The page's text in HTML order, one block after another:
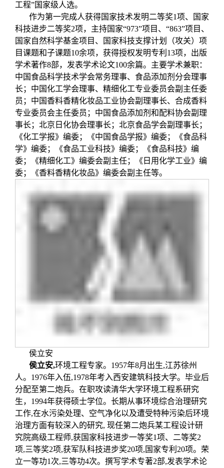
工程”国家级人选。
作为第一完成人获得国家技术发明二等奖1项、国家
科技进步二等奖2项，主持国家“973”项目、“863”项目、
国家自然科学基金项目、国家科技支撑计划（攻关）项
目课题和子课题10余项，获得授权发明专利13项，出版
学术著作8部，发表学术论文100余篇。主要学术兼职：
中国食品科学技术学会常务理事、食品添加剂分会理事
长；中国化工学会理事、精细化工专业委员会副主任委
员；中国香料香精化妆品工业协会副理事长、合成香料
专业委员会主任委员；中国食品添加剂和配料协会副理
事长；北京日化协会理事长；北京食品学会副理事长；
《化工学报》编委；《中国食品学报》编委；《食品科
学》编委；《食品工业科技》编委；《食品科技》编
委；《精细化工》编委会副主任；《日用化学工业》编
委；《香料香精化妆品》编委会副主任等。
侯立安
侯立安,环境工程专家。1957年8月出生,江苏徐州
人。1976年入伍,1978年考入西安建筑科技大学。毕业后
分配至第二炮兵。在职攻读清华大学环境工程系研究
生，1994年获得硕士学位。长期从事环境综合治理研究
工作,在水污染处理、空气净化以及遭受特种污染后环境
治理方面有较深入的研究, 现任第二炮兵某工程设计研
究院高级工程师,获国家科技进步一等奖1项、二等奖2
项,三等奖2项,获军队科技进步奖20项,国家专利20项。荣
立一等功1次,三等功4次。撰写学术专著2部,发表学术论